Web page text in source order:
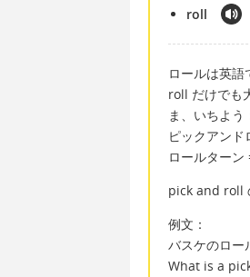
roll
ロールは英語
roll だけでも
ま、いちよう
ピックアン
ロールター
pick and roll
例文：
バスケのロー
What is a